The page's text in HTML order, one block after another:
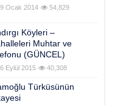
Ocak 2014 54,829
Köyleri –
Muhtar ve
(GÜNCEL)
Eylül 2015 40,308
Türküsünün